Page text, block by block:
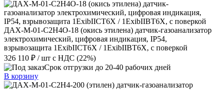
ДАХ-М-01-C2H4O-18 (окись этилена) датчик-газоанализатор
электрохимический, цифровая индикация, IP54,
взрывозащита 1ExibIICT6X / 1ExibIIBT6X, с поверкой
326 110 ₽ / шт с НДС (22%)
Срок отгрузки до 20-40 рабочих дней
В корзину